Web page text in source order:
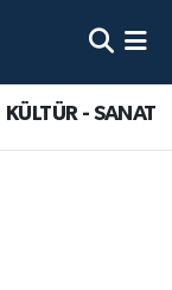
KÜLTÜR - SANAT